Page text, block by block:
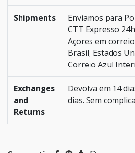
Shipments
Enviamos para
CTT Expresso
Açores em
Brasil, Estados
Correio Azul
Exchanges
and
Returns
Devolva em 14
dias. Sem